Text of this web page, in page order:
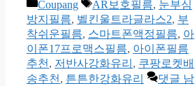
Share
카
테
고
리
Coupang
태
그
AR보호필름, 눈부심
방지필름, 벨킨울트라글라스2, 부
착쉬운필름, 스마트폰액정필름, 아
이폰17프로맥스필름, 아이폰필름
추천 , 저반사강화유리 , 쿠팡로켓배
송추천 , 튼튼한강화유리
댓글 남